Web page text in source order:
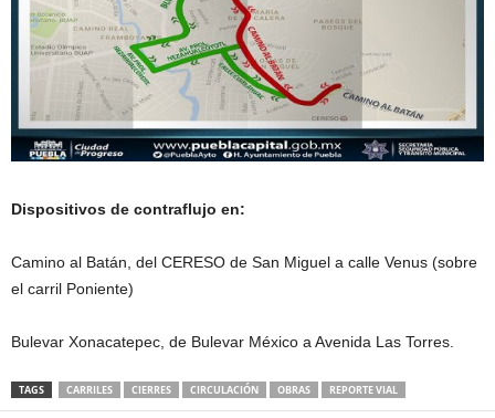
Dispositivos de contraflujo en:
Camino al Batán, del CERESO de San Miguel a calle Venus (sobre
el carril Poniente)
Bulevar Xonacatepec, de Bulevar México a Avenida Las Torres.
TAGS CARRILES CIERRES CIRCULACIÓN OBRAS REPORTE VIAL